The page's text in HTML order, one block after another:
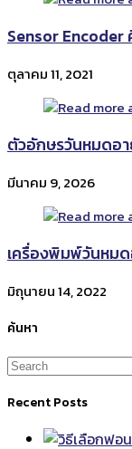
Sensor Encoder
ตุลาคม 11, 2021
ตัวอักษรวันหมดอา
มีนาคม 9, 2026
เครื่องพิมพ์วันหมด
มิถุนายน 14, 2022
ค้นหา
Recent Posts